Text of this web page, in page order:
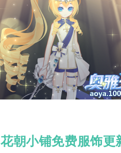
花朝小铺免费服饰更